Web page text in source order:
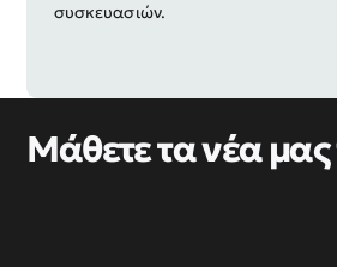
συσκευασιών.
Μάθετε τα νέα